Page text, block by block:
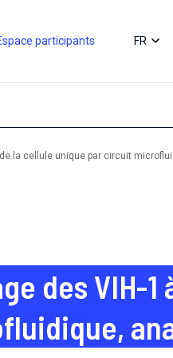
participants FR
la cellule unique par circuit
des VIH-1